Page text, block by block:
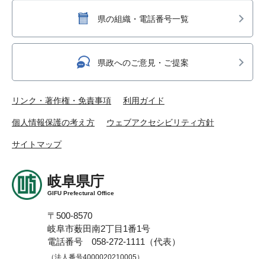
県の組織・電話番号一覧
県政へのご意見・ご提案
リンク・著作権・免責事項 利用ガイド
個人情報保護の考え方 ウェブアクセシビリティ方針
サイトマップ
岐阜県庁
GIFU Prefectural Office
〒500-8570
岐阜市薮田南2丁目1番1号
電話番号 058-272-1111（代表）
（法人番号4000020210005）